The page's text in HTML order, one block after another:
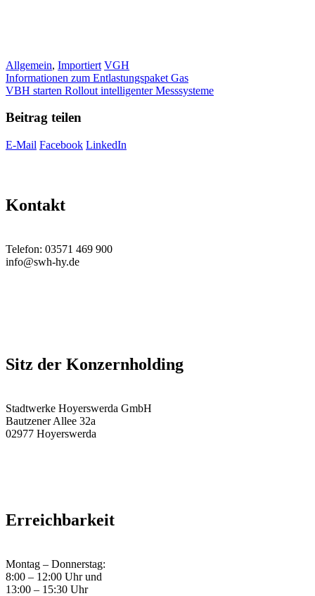
Kategorien
Allgemein, Importiert Schlagwörter
VGH
Informationen zum Entlastungspaket Gas
VBH starten Rollout intelligenter Messsysteme
Beitrag teilen
E-Mail Facebook LinkedIn
Kontakt
Telefon: 03571 469 900
info@swh-hy.de
Sitz der Konzernholding
Stadtwerke Hoyerswerda GmbH
Bautzener Allee 32a
02977 Hoyerswerda
Erreichbarkeit
Montag – Donnerstag:
8:00 – 12:00 Uhr und
13:00 – 15:30 Uhr